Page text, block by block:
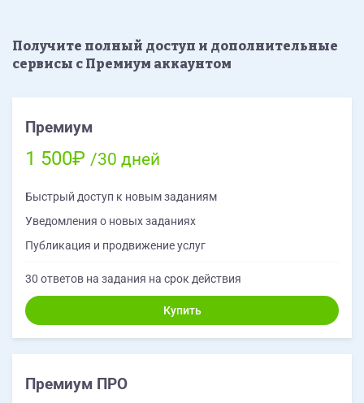
Получите полный доступ и дополнительные
сервисы с Премиум аккаунтом
Премиум
1 500₽ /30 дней
Быстрый доступ к новым заданиям
Уведомления о новых заданиях
Публикация и продвижение услуг
30 ответов на задания на срок действия
Купить
Премиум ПРО